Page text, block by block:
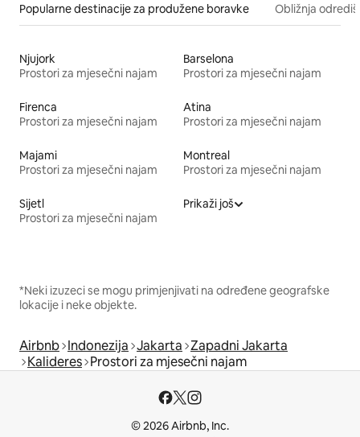
Popularne destinacije za produžene boravke Obližnja
Njujork
Prostori za mjesečni najam
Barselona
Prostori za mjesečni najam
Firenca
Prostori za mjesečni najam
Atina
Prostori za mjesečni najam
Majami
Prostori za mjesečni najam
Montreal
Prostori za mjesečni najam
Sijetl
Prostori za mjesečni najam
Prikaži još
*Neki izuzeci se mogu primjenjivati na određene geografske
lokacije i neke objekte.
Airbnb Indonezija Jakarta Zapadni Jakarta
Kalideres Prostori za mjesečni najam
© 2026 Airbnb, Inc.